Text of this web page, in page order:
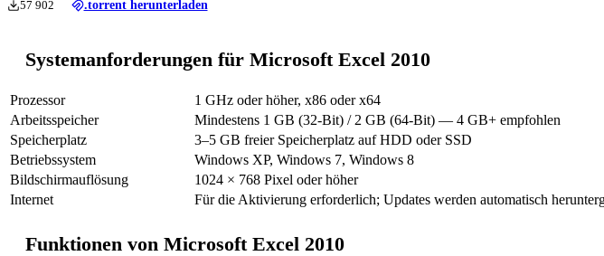
57 902 .torrent herunterladen
Systemanforderungen für Microsoft Excel 2010
Prozessor
1 GHz oder höher, x86 oder x64
Arbeitsspeicher
Mindestens 1 GB (32-Bit) / 2 GB (64-Bit) — 4 GB+ empfohlen
Speicherplatz
3–5 GB freier Speicherplatz auf HDD oder SSD
Betriebssystem
Windows XP, Windows 7, Windows 8
Bildschirmauflösung
1024 × 768 Pixel oder höher
Internet
Für die Aktivierung erforderlich; Updates werden automatisch
Funktionen von Microsoft Excel 2010